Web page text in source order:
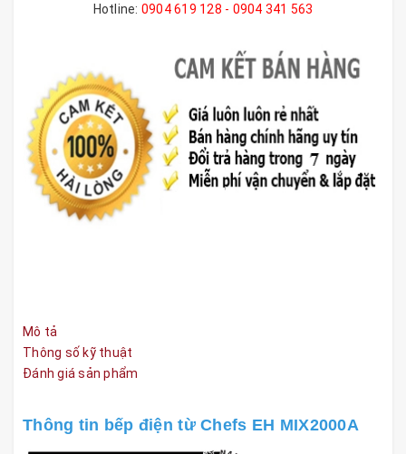
Hotline: 0904 619 128 - 0904 341 563
Mô tả
Thông số kỹ thuật
Đánh giá sản phẩm
Thông tin bếp điện từ Chefs EH MIX2000A